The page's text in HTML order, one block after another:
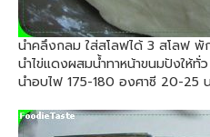
นำคลึงกลม ใส่สโลฟได้ 3 สโลฟ
นำไข่แดงผสมน้ำทาหน้าขนมปังให้ทั่ว
นำอบไฟ 175-180 องศาซี 20-25